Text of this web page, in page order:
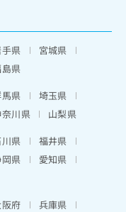
県
宮城県
県
県
埼玉県
川県
山梨県
県
福井県
県
愛知県
府
兵庫県